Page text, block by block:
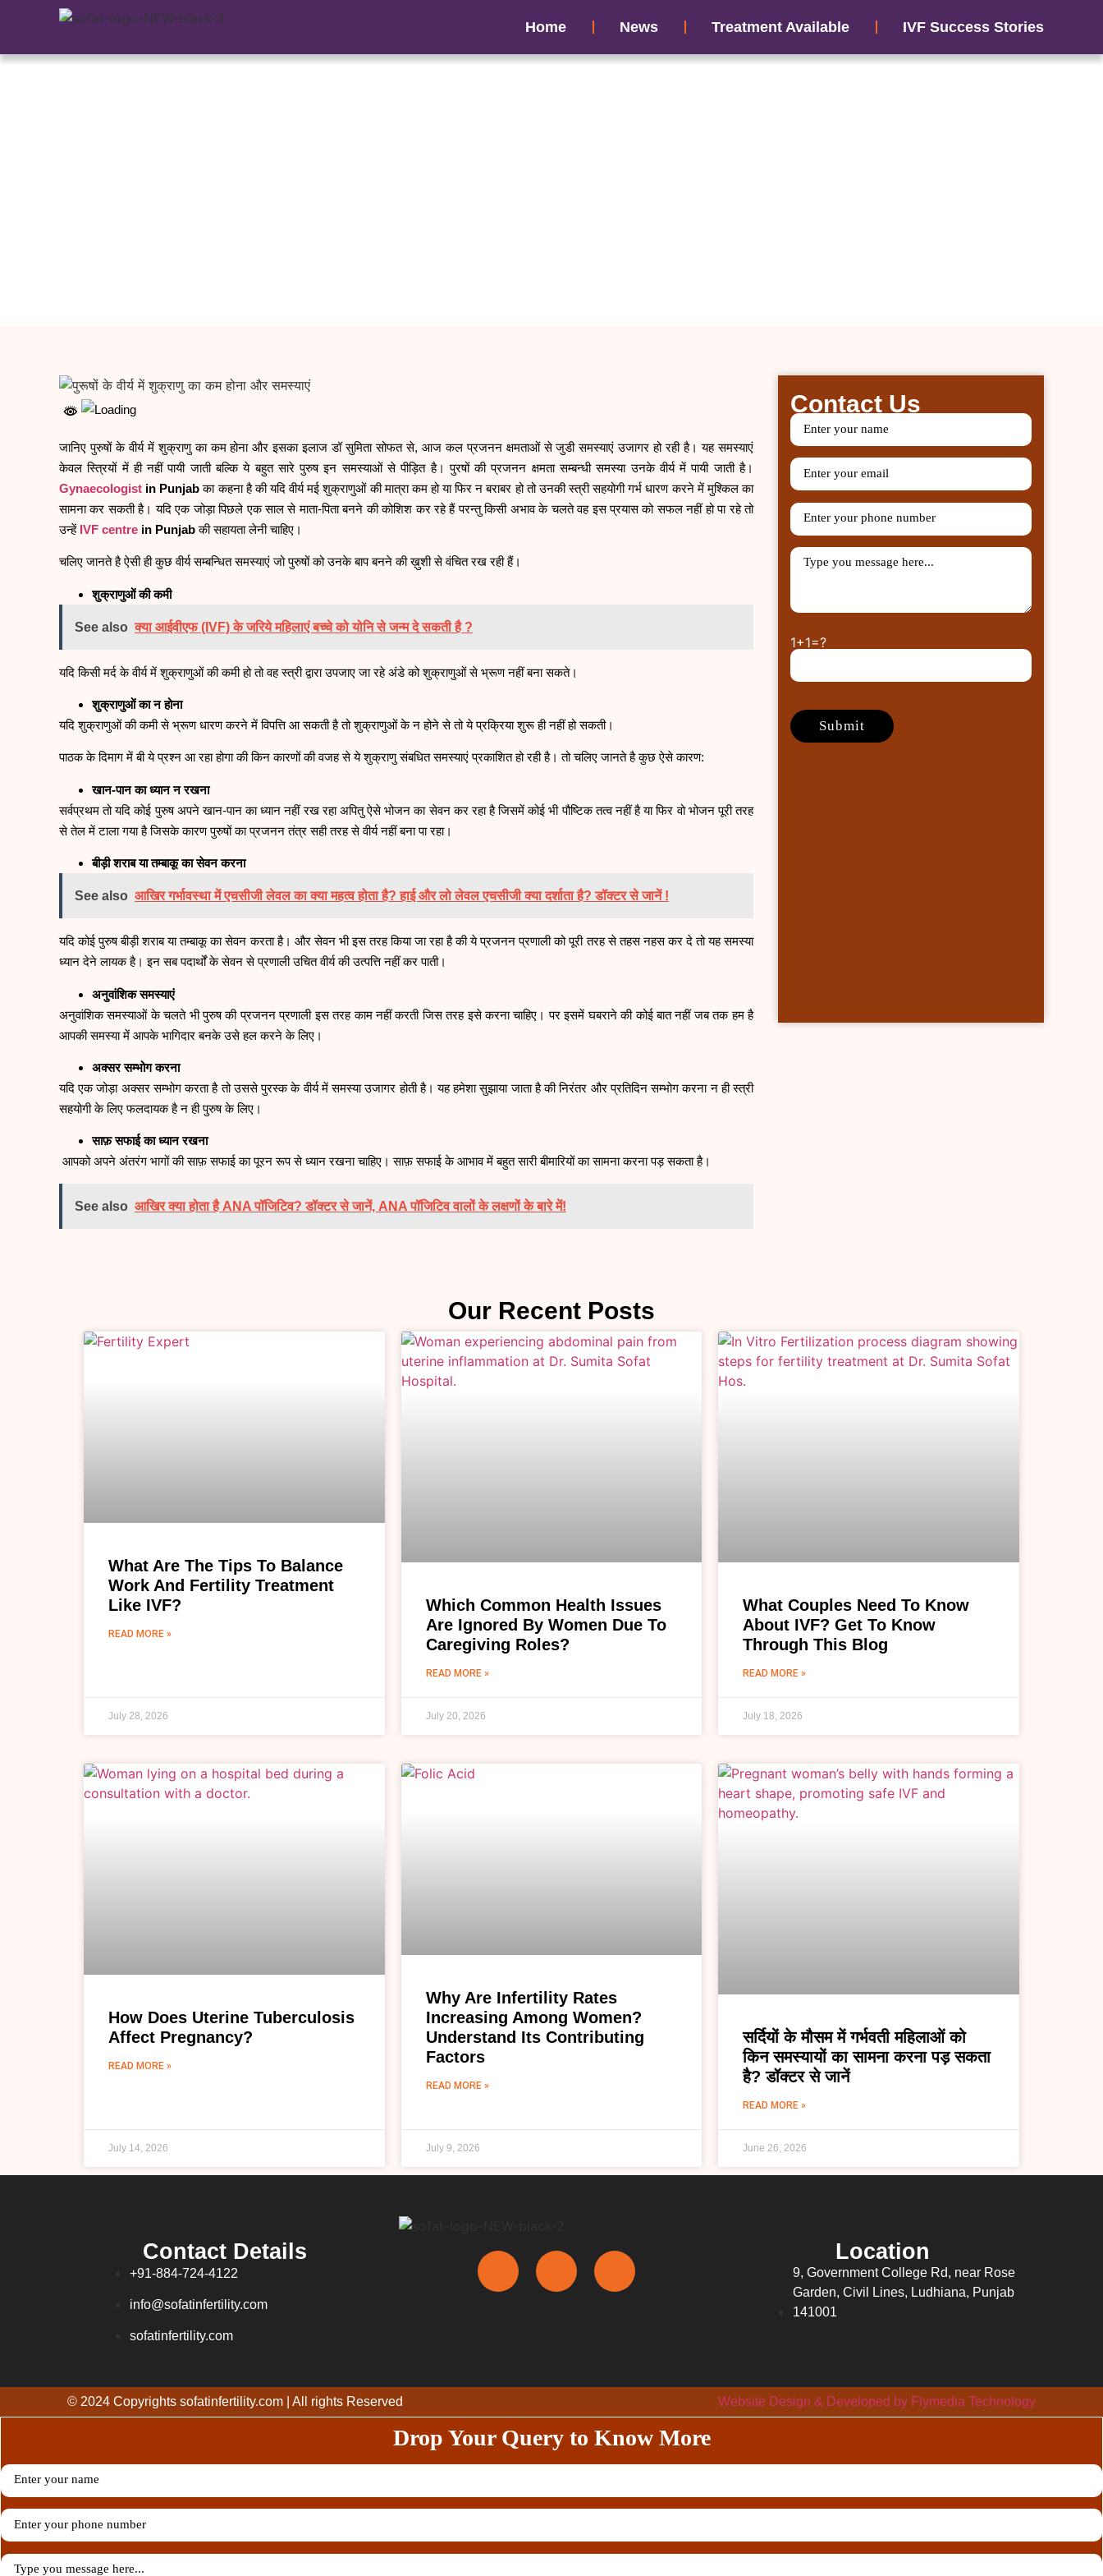
Home News Treatment Available IVF Success Stories
जानिए पुरुषों के वीर्य में शुक्राणु का कम होना और इसका इलाज डॉ सुमिता सोफत से, आज कल प्रजनन क्षमताओं से जुडी समस्याएं उजागर हो रही है। यह समस्याएं
केवल स्त्रियों में ही नहीं पायी जाती बल्कि ये बहुत सारे पुरुष इन समस्याओं से पीड़ित है। पुरषों की प्रजनन क्षमता सम्बन्धी समस्या उनके वीर्य में पायी जाती है।
Gynaecologist in Punjabका कहना है की यदि वीर्य मई शुक्राणुओं की मात्रा कम हो या फिर न बराबर हो तो उनकी स्त्री सहयोगी गर्भ धारण करने में मुश्किल का
सामना कर सकती है। यदि एक जोड़ा पिछले एक साल से माता-पिता बनने की कोशिश कर रहे हैं परन्तु किसी अभाव के चलते वह इस प्रयास को सफल नहीं हो पा रहे तो
उन्हें IVF centre in Punjabकी सहायता लेनी चाहिए।
चलिए जानते है ऐसी ही कुछ वीर्य सम्बन्धित समस्याएं जो पुरुषों को उनके बाप बनने की ख़ुशी से वंचित रख रही हैं।
शुक्राणुओं की कमी
See also क्या आईवीएफ (IVF) के जरिये महिलाएं बच्चे को योनि से जन्म दे सकती है ?
यदि किसी मर्द के वीर्य में शुक्राणुओं की कमी हो तो वह स्त्री द्वारा उपजाए जा रहे अंडे को शुक्राणुओं से भ्रूण नहीं बना सकते।
शुक्राणुओं का न होना
यदि शुक्राणुओं की कमी से भ्रूण धारण करने में विपत्ति आ सकती है तो शुक्राणुओं के न होने से तो ये प्रक्रिया शुरू ही नहीं हो सकती।
पाठक के दिमाग में बी ये प्रश्न आ रहा होगा की किन कारणों की वजह से ये शुक्राणु संबधित समस्याएं प्रकाशित हो रही है। तो चलिए जानते है कुछ ऐसे कारण:
खान-पान का ध्यान न रखना
सर्वप्रथम तो यदि कोई पुरुष अपने खान-पान का ध्यान नहीं रख रहा अपितु ऐसे भोजन का सेवन कर रहा है जिसमें कोई भी पौष्टिक तत्व नहीं है या फिर वो भोजन पूरी तरह
से तेल में टाला गया है जिसके कारण पुरुषों का प्रजनन तंत्र सही तरह से वीर्य नहीं बना पा रहा।
बीड़ी शराब या तम्बाकू का सेवन करना
See also आखिर गर्भावस्था में एचसीजी लेवल का क्या महत्व होता है? हाई और लो लेवल एचसीजी क्या दर्शाता है? डॉक्टर से जानें !
यदि कोई पुरुष बीड़ी शराब या तम्बाकू का सेवन करता है। और सेवन भी इस तरह किया जा रहा है की ये प्रजनन प्रणाली को पूरी तरह से तहस नहस कर दे तो यह समस्या
ध्यान देने लायक है। इन सब पदार्थों के सेवन से प्रणाली उचित वीर्य की उत्पत्ति नहीं कर पाती।
अनुवांशिक समस्याएं
अनुवांशिक समस्याओं के चलते भी पुरुष की प्रजनन प्रणाली इस तरह काम नहीं करती जिस तरह इसे करना चाहिए। पर इसमें घबराने की कोई बात नहीं जब तक हम है
आपकी समस्या में आपके भागिदार बनके उसे हल करने के लिए।
अक्सर सम्भोग करना
यदि एक जोड़ा अक्सर सम्भोग करता है तो उससे पुरस्क के वीर्य में समस्या उजागर होती है। यह हमेशा सुझाया जाता है की निरंतर और प्रतिदिन सम्भोग करना न ही स्त्री
सहयोगी के लिए फलदायक है न ही पुरुष के लिए।
साफ़ सफाई का ध्यान रखना
आपको अपने अंतरंग भागों की साफ़ सफाई का पूरन रूप से ध्यान रखना चाहिए। साफ़ सफाई के आभाव में बहुत सारी बीमारियों का सामना करना पड़ सकता है।
See also आखिर क्या होता है ANA पॉजिटिव? डॉक्टर से जानें, ANA पॉजिटिव वालों के लक्षणों के बारे में!
Contact Us
1+1=?
Our Recent Posts
What Are The Tips To Balance
Work And Fertility Treatment
Like IVF?
READ MORE »
July 28, 2026
Which Common Health Issues
Are Ignored By Women Due To
Caregiving Roles?
READ MORE »
July 20, 2026
What Couples Need To Know
About IVF? Get To Know
Through This Blog
READ MORE »
July 18, 2026
How Does Uterine Tuberculosis
Affect Pregnancy?
READ MORE »
July 14, 2026
Why Are Infertility Rates
Increasing Among Women?
Understand Its Contributing
Factors
READ MORE »
July 9, 2026
सर्दियों के मौसम में गर्भवती महिलाओं को
किन समस्यायों का सामना करना पड़ सकता
है? डॉक्टर से जानें
READ MORE »
June 26, 2026
Contact Details
+91-884-724-4122
info@sofatinfertility.com
sofatinfertility.com
Location
9, Government College Rd, near Rose
Garden, Civil Lines, Ludhiana, Punjab
141001
© 2024 Copyrights sofatinfertility.com | All rights Reserved Website Design & Developed by Flymedia Technology
Drop Your Query to Know More